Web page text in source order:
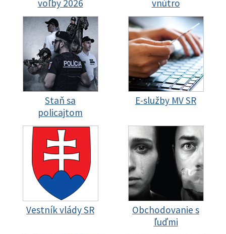
voľby 2026
vnútro
Staň sa
policajtom
E-služby MV SR
Vestník vlády SR
Obchodovanie s
ľuďmi